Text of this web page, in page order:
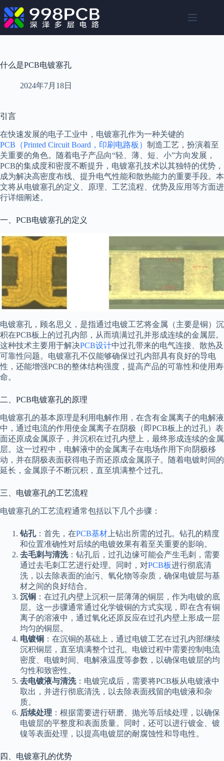
至
内
容
什么是PCB电镀塞孔
2024年7月18日
引言
在快速发展的电子工业中，电镀塞孔作为一种关键的
PCB（Printed Circuit Board，印刷电路板） 制造工艺，扮演着至
关重要的角色。随着电子产品向“轻、薄、短、小”方向发展，
PCB的集成度和密度不断提升，电镀塞孔技术以其独特的优势，
成为解决高密度布线、提升电气性能和散热能力的重要手段。本
文将从电镀塞孔的定义、原理、工艺流程、优势及应用等方面进
行详细阐述。
一、PCB电镀塞孔的定义
电镀塞孔，顾名思义，是指通过电镀工艺将金属（主要是铜）沉
积在PCB板上的过孔内部，从而填满过孔并形成连续的金属层。
这种技术主要用于解决PCB设计中过孔带来的电气连接、散热及
可靠性问题。电镀塞孔不仅能够确保过孔内部具有良好的导电
性，还能增强PCB的整体结构强度，提高产品的可靠性和使用寿
命。
二、PCB电镀塞孔的原理
电镀塞孔的基本原理是利用电解作用，在含有金属离子的电解液
中，通过电流的作用使金属离子在阴极（即PCB板上的过孔）表
面还原成金属原子，并沉积在过孔内壁上，最终形成连续的金属
层。这一过程中，电解液中的金属离子在电场作用下向阴极移
动，并在阴极表面获得电子而还原成金属原子。随着电镀时间的
延长，金属原子不断沉积，直至填满整个过孔。
三、电镀塞孔的工艺流程
电镀塞孔的工艺流程通常包括以下几个步骤：
钻孔：首先，在PCB基材 上钻出所需的过孔。钻孔的精度
和位置准确性对后续的电镀效果有着至关重要的影响。
去毛刺与清洗：钻孔后，过孔边缘可能会产生毛刺，需要
通过去毛刺工艺进行处理。同时，对PCB板进行彻底清
洗，以去除表面的油污、氧化物等杂质，确保电镀层与基
材之间的良好结合。
沉铜 ：在过孔内壁上沉积一层薄薄的铜层，作为电镀的底
层。这一步骤通常通过化学镀铜的方式实现，即在含有铜
离子的溶液中，通过氧化还原反应在过孔内壁上形成一层
均匀的铜层。
电镀铜 ：在沉铜的基础上，通过电镀工艺在过孔内部继续
沉积铜层，直至填满整个过孔。电镀过程中需要控制电流
密度、电镀时间、电解液温度等参数，以确保电镀层的均
匀性和致密性。
去电镀液与清洗：电镀完成后，需要将PCB板从电镀液中
取出，并进行彻底清洗，以去除表面残留的电镀液和杂
质。
后续处理 ：根据需要进行研磨、抛光等后续处理，以确保
电镀层的平整度和表面质量。同时，还可以进行镀金、镀
镍等表面处理，以提高电镀层的耐腐蚀性和导电性。
四、电镀塞孔的优势